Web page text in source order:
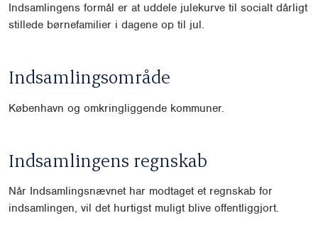
Indsamlingens formål er at uddele julekurve til socialt dårligt
stillede børnefamilier i dagene op til jul.
Indsamlingsområde
København og omkringliggende kommuner.
Indsamlingens regnskab
Når Indsamlingsnævnet har modtaget et regnskab for
indsamlingen, vil det hurtigst muligt blive offentliggjort.